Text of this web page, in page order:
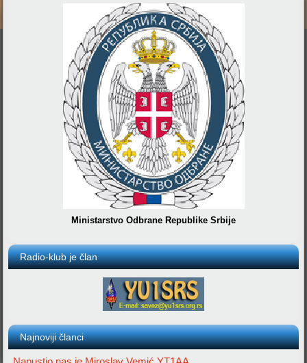
Ministarstvo Odbrane Republike Srbije
Radio-klub je član
Najnoviji članci